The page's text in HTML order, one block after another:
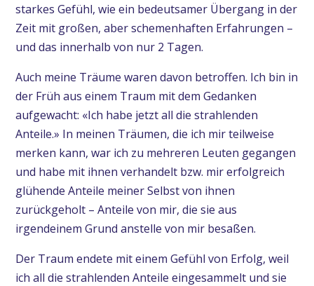
starkes Gefühl, wie ein bedeutsamer Übergang in der
Zeit mit großen, aber schemenhaften Erfahrungen –
und das innerhalb von nur 2 Tagen.
Auch meine Träume waren davon betroffen. Ich bin in
der Früh aus einem Traum mit dem Gedanken
aufgewacht: «Ich habe jetzt all die strahlenden
Anteile.» In meinen Träumen, die ich mir teilweise
merken kann, war ich zu mehreren Leuten gegangen
und habe mit ihnen verhandelt bzw. mir erfolgreich
glühende Anteile meiner Selbst von ihnen
zurückgeholt – Anteile von mir, die sie aus
irgendeinem Grund anstelle von mir besaßen.
Der Traum endete mit einem Gefühl von Erfolg, weil
ich all die strahlenden Anteile eingesammelt und sie